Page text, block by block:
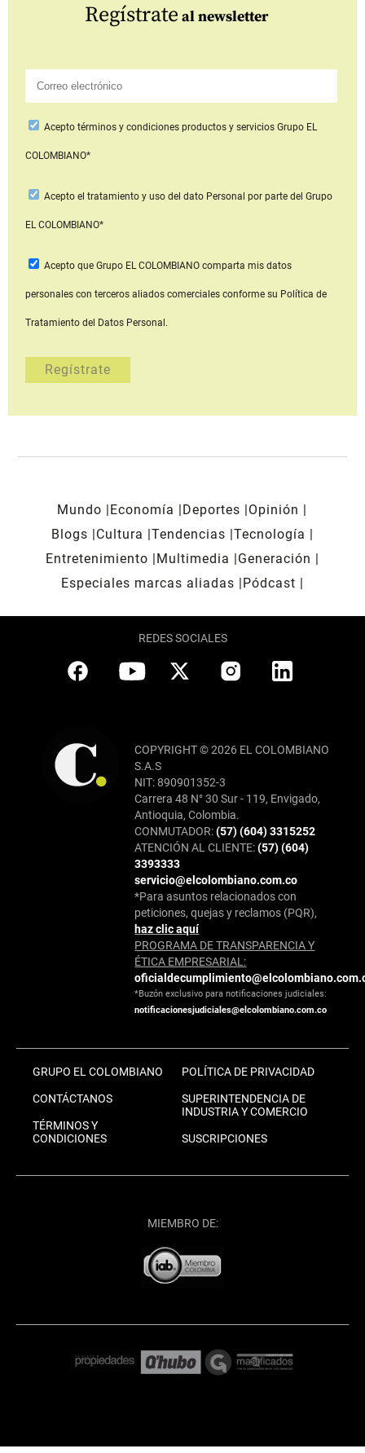
Regístrate al newsletter
Aceptotérminos y condiciones productos y serviciosGrupo EL
COLOMBIANO*
Acepto el tratamiento y uso del dato Personal por parte del Grupo
EL COLOMBIANO*
Acepto que Grupo EL COLOMBIANOcomparta mis datos
personales con terceros aliados comerciales conforme su Política de
Tratamiento del Datos Personal.
Mundo Economía Deportes
Opinión
Blogs
Cultura Tendencias Tecnología
Entretenimiento
Multimedia
Generación
Especiales marcas aliadas
Pódcast
REDES SOCIALES
COPYRIGHT © 2026 EL COLOMBIANO
S.A.S
NIT: 890901352-3
Carrera 48 N° 30 Sur - 119, Envigado,
Antioquia, Colombia.
CONMUTADOR:(57) (604) 3315252
ATENCIÓN AL CLIENTE:(57) (604)
3393333
servicio@elcolombiano.com.co
*Para asuntos relacionados con
peticiones, quejas y reclamos (PQR),
haz clic aquí
PROGRAMA DE TRANSPARENCIA Y
ÉTICA EMPRESARIAL:
*Buzón exclusivo para notificaciones judiciales:
notificacionesjudiciales@elcolombiano.com.co
GRUPO EL COLOMBIANO
CONTÁCTANOS
TÉRMINOS Y
CONDICIONES
POLÍTICA DE PRIVACIDAD
SUPERINTENDENCIA DE
INDUSTRIA Y COMERCIO
SUSCRIPCIONES
MIEMBRO DE: